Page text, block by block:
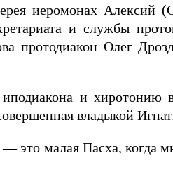
иеромонах Алексий
и службы
протодиакон Олег
и хиротонию
владыкой
это малая Пасха,